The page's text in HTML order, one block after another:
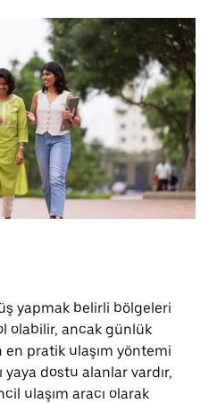
yapmak belirli bölgeleri
olabilir, ancak günlük
pratik ulaşım yöntemi
yaya dostu alanlar vardır,
ulaşım aracı olarak